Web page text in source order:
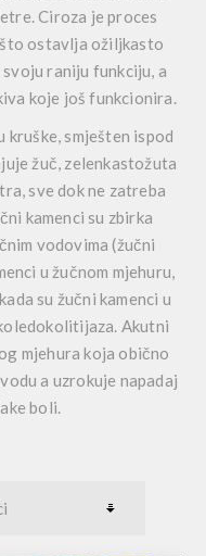
Ciroza je proces
ostavlja ožiljkasto
raniju funkciju, a
koje još funkcionira.
kruške, smješten ispod
žuč, zelenkastožuta
sve dok ne zatreba
kamenci su zbirka
vodovima (žučni
u žučnom mjehuru,
su žučni kamenci u
Akutni
mjehura koja obično
a uzrokuje napadaj
boli.